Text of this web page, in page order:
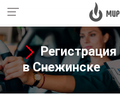
в Снежинске